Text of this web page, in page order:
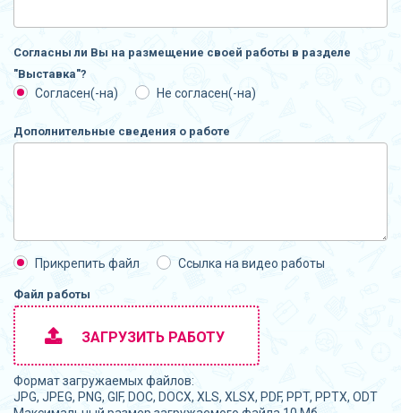
Согласны ли Вы на размещение своей работы в разделе
"Выставка"?
Согласен(-на) Не согласен(-на)
Дополнительные сведения о работе
Прикрепить файл Ссылка на видео работы
Файл работы
ЗАГРУЗИТЬ РАБОТУ
Формат загружаемых файлов:
JPG, JPEG, PNG, GIF, DOC, DOCX, XLS, XLSX, PDF, PPT, PPTX, ODT